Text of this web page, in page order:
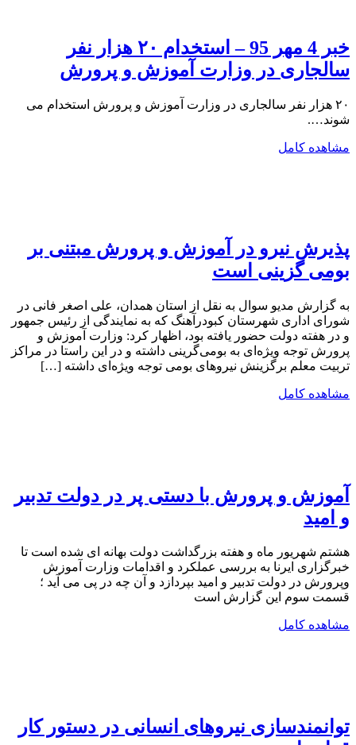
خبر 4 مهر 95 – استخدام ۲۰ هزار نفر
سالجاری در وزارت آموزش و پرورش
۲۰ هزار نفر سالجاری در وزارت آموزش و پرورش استخدام می
شوند….
مشاهده کامل
پذیرش نیرو در آموزش و پرورش مبتنی بر
بومی گزینی است
به گزارش مدیو سوال به نقل از استان همدان، علی اصغر فانی در
شورای اداری شهرستان کبودرآهنگ که به نمایندگی از رئیس جمهور
و در هفته دولت حضور یافته بود، اظهار کرد: وزارت آموزش و
پرورش توجه ویژه‌ای به بومی‌گرینی داشته و در این راستا در مراکز
تربیت معلم برگزینش نیروهای بومی توجه ویژه‌ای داشته […]
مشاهده کامل
آموزش و پرورش با دستی پر در دولت تدبیر
و امید
هشتم شهریور ماه و هفته بزرگداشت دولت بهانه ای شده است تا
خبرگزاری ایرنا به بررسی عملکرد و اقدامات وزارت آموزش
وپرورش در دولت تدبیر و امید بپردازد و آن چه در پی می آید ؛
قسمت سوم این گزارش است
مشاهده کامل
توانمندسازی نیروهای انسانی در دستور کار